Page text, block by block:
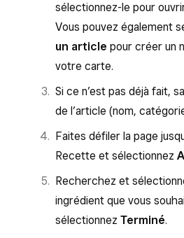
Associez chaque
au champ Square
sélectionnezSuivant
l’importation.
Consultez la fenêtre de
vérifier le nombre
Les articles importés
des recettes.
plusieurs unités,
unités multipleset
unitéou Ajouter une
définir chaque unité et sa
Découvrez comment
conversion des stocks
Saisissez un prix ou
ingrédient directement.
Activez le
Suivi des
cette unité.
Découvrez commentcréer
destinées à la vente
sélectionnez-le pour
Vous pouvez également
un article pour créer un
votre carte.
Si ce n’est pas déjà fait,
de l’article (nom,
Faites défiler la page
Recette et sélectionnez
Recherchez et
ingrédient que vous
sélectionnez Terminé.